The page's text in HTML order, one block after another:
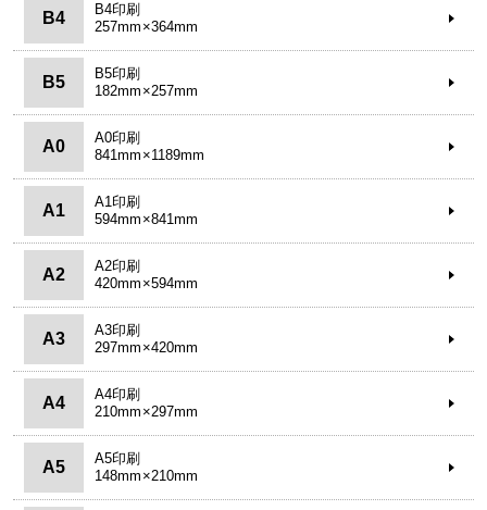
B4
B4印刷
257mm×364mm
B5
B5印刷
182mm×257mm
A0
A0印刷
841mm×1189mm
A1
A1印刷
594mm×841mm
A2
A2印刷
420mm×594mm
A3
A3印刷
297mm×420mm
A4
A4印刷
210mm×297mm
A5
A5印刷
148mm×210mm